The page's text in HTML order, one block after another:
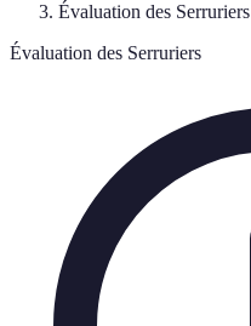
Évaluation des Serruriers
Évaluation des Serruriers